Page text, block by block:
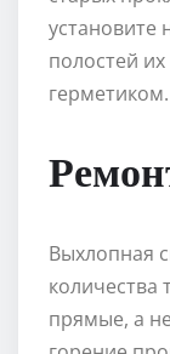
установите
полостей
герметиком.
Выхлопная
количества
прямые, а